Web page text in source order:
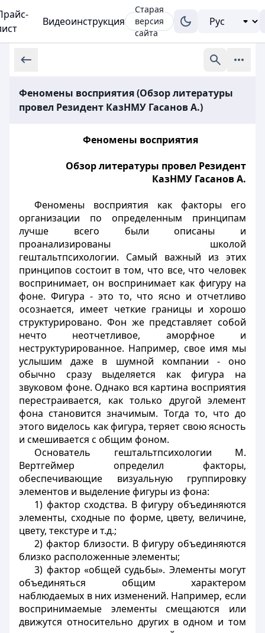
Видеоинструкция
Старая
версия
сайта
Феномены восприятия (Обзор литературы
провел Резидент КазНМУ Гасанов А.)
Феномены восприятия
Обзор литературы провел Резидент
КазНМУ Гасанов А.
Феномены восприятия как факторы его
организации по определенным принципам
лучше всего были описаны и
проанализированы школой
гештальтпсихологии. Самый важный из этих
принципов состоит в том, что все, что человек
воспринимает, он воспринимает как фигуру на
фоне. Фигура - это то, что ясно и отчетливо
осознается, имеет четкие границы и хорошо
структурировано. Фон же представляет собой
нечто неотчетливое, аморфное и
неструктурированное. Например, свое имя мы
услышим даже в шумной компании - оно
обычно сразу выделяется как фигура на
звуковом фоне. Однако вся картина восприятия
перестраивается, как только другой элемент
фона становится значимым. Тогда то, что до
этого виделось как фигура, теряет свою ясность
и смешивается с общим фоном.
Основатель гештальтпсихологии М.
Вертгеймер определил факторы,
обеспечивающие визуальную группировку
элементов и выделение фигуры из фона:
1) фактор сходства. В фигуру объединяются
элементы, сходные по форме, цвету, величине,
цвету, текстуре и т.д.;
2) фактор близости. В фигуру объединяются
близко расположенные элементы;
3) фактор «общей судьбы». Элементы могут
объединяться общим характером
наблюдаемых в них изменений. Например, если
воспринимаемые элементы смещаются или
движутся относительно других в одном и том